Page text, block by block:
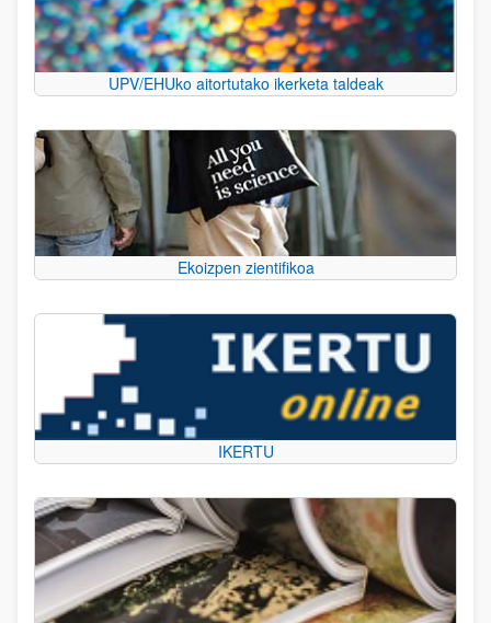
UPV/EHUko aitortutako ikerketa taldeak
Ekoizpen zientifikoa
IKERTU